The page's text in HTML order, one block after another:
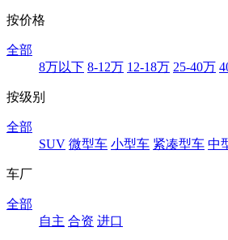
按价格
全部
8万以下 8-12万 12-18万 25-40万
按级别
全部
SUV 微型车 小型车 紧凑型车 中
车厂
全部
自主 合资 进口